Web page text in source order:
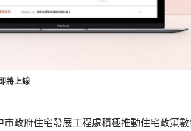
將上線
政府住宅發展工程處積極推動住宅政策